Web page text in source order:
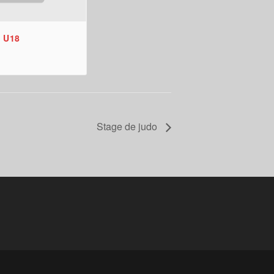
Stage de judo